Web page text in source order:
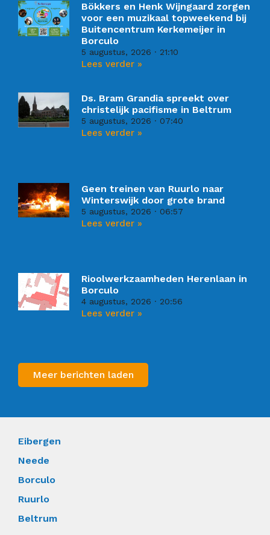
Bökkers en Henk Wijngaard zorgen
voor een muzikaal topweekend bij
Buitencentrum Kerkemeijer in
Borculo
5 augustus, 2026 21:10
Lees verder »
Ds. Bram Grandia spreekt over
christelijk pacifisme in Beltrum
5 augustus, 2026 07:40
Lees verder »
Geen treinen van Ruurlo naar
Winterswijk door grote brand
5 augustus, 2026 06:57
Lees verder »
Rioolwerkzaamheden Herenlaan in
Borculo
4 augustus, 2026 20:56
Lees verder »
Meer berichten laden
Eibergen
Neede
Borculo
Ruurlo
Beltrum